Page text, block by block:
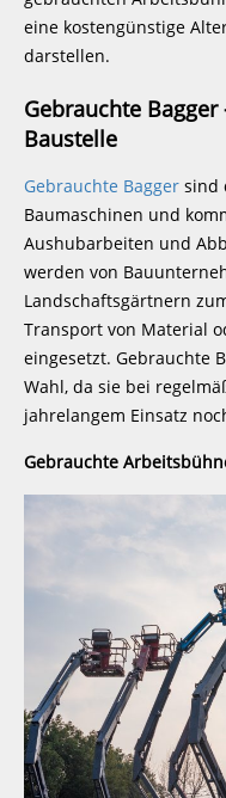
eine kostengünstige
darstellen.
Gebrauchte
Baustelle
Gebrauchte Bagger sind
Baumaschinen und
Aushubarbeiten und
werden von
Landschaftsgärtnern
Transport von Material
eingesetzt. Gebrauchte
Wahl, da sie bei
jahrelangem Einsatz
Gebrauchte